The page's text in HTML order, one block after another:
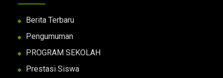
Berita Terbaru
Pengumuman
PROGRAM SEKOLAH
Prestasi Siswa